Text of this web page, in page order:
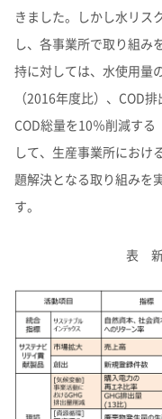
きました。しかし水リス
し、各事業所で取り組み
持に対しては、水使用量
（2016年度比）、COD
COD総量を10％削減す
して、生産事業所におけ
題解決となる取り組みを
す。
表 新